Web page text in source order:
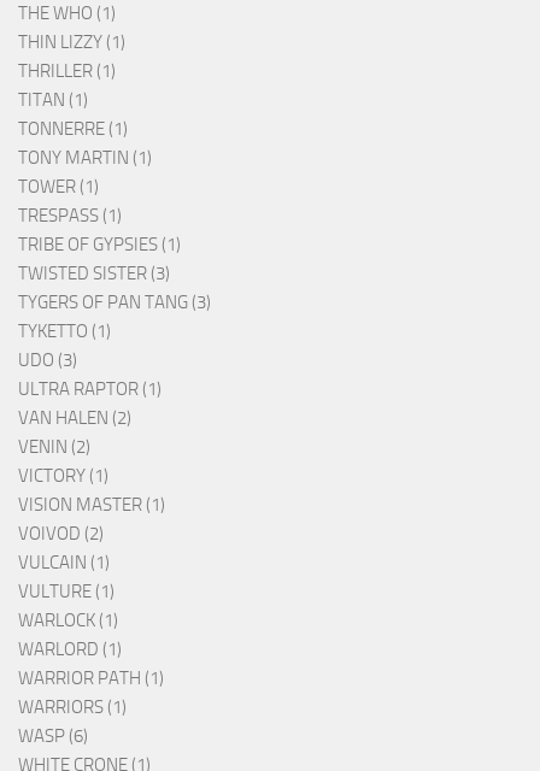
THE WHO (1)
THIN LIZZY (1)
THRILLER (1)
TITAN (1)
TONNERRE (1)
TONY MARTIN (1)
TOWER (1)
TRESPASS (1)
TRIBE OF GYPSIES (1)
TWISTED SISTER (3)
TYGERS OF PAN TANG (3)
TYKETTO (1)
UDO (3)
ULTRA RAPTOR (1)
VAN HALEN (2)
VENIN (2)
VICTORY (1)
VISION MASTER (1)
VOIVOD (2)
VULCAIN (1)
VULTURE (1)
WARLOCK (1)
WARLORD (1)
WARRIOR PATH (1)
WARRIORS (1)
WASP (6)
WHITE CRONE (1)